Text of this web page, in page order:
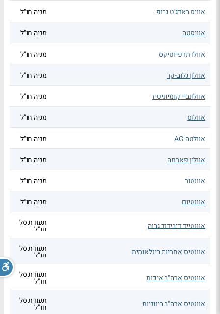
אוויס באדג'ט גרופ מניה חו"ל
אוויסטה מניה חו"ל
אוולו תרפיוטיקס מניה חו"ל
אוולון גלוב-קר מניה חו"ל
אוולונביי קומיוניטיז מניה חו"ל
אוולוס מניה חו"ל
אוולטה AG מניה חו"ל
אוולין פארמה מניה חו"ל
אוונטור מניה חו"ל
אוונטיום מניה חו"ל
אוונטייד דיבידנד גבוה תעודת סל
חו"ל
אוונטיס אחריות בינלאומית תעודת סל
חו"ל
אוונטיס ארה"ב איכות תעודת סל
חו"ל
אוונטיס ארה"ב בינוניות תעודת סל
חו"ל